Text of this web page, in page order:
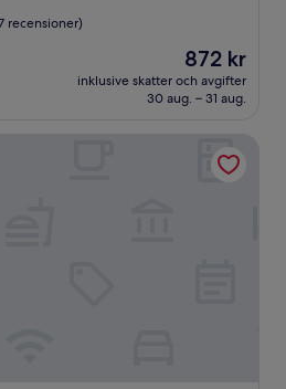
recensioner)
Priset
är
872 kr
872 kr
inklusive skatter och avgifter
30 aug. – 31 aug.